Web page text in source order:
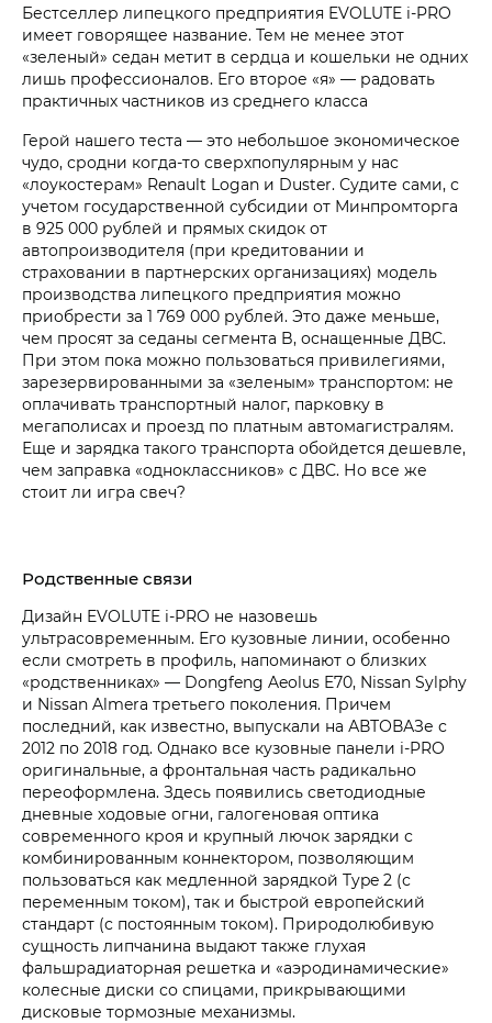
Бестселлер липецкого предприятия EVOLUTE i‑PRO
имеет говорящее название. Тем не менее этот
«зеленый» седан метит в сердца и кошельки не одних
лишь профессионалов. Его второе «я» — радовать
практичных частников из среднего класса
Герой нашего теста — это небольшое экономическое
чудо, сродни когда-то сверхпопулярным у нас
«лоукостерам» Renault Logan и Duster. Судите сами, с
учетом государственной субсидии от Минпромторга
в 925 000 рублей и прямых скидок от
автопроизводителя (при кредитовании и
страховании в партнерских организациях) модель
производства липецкого предприятия можно
приобрести за 1 769 000 рублей. Это даже меньше,
чем просят за седаны сегмента B, оснащенные ДВС.
При этом пока можно пользоваться привилегиями,
зарезервированными за «зеленым» транспортом: не
оплачивать транспортный налог, парковку в
мегаполисах и проезд по платным автомагистралям.
Еще и зарядка такого транспорта обойдется дешевле,
чем заправка «одноклассников» с ДВС. Но все же
стоит ли игра свеч?
Родственные связи
Дизайн EVOLUTE i‑PRO не назовешь
ультрасовременным. Его кузовные линии, особенно
если смотреть в профиль, напоминают о близких
«родственниках» — Dongfeng Aeolus E70, Nissan Sylphy
и Nissan Almera третьего поколения. Причем
последний, как известно, выпускали на АВТОВАЗе с
2012 по 2018 год. Однако все кузовные панели i‑PRO
оригинальные, а фронтальная часть радикально
переоформлена. Здесь появились светодиодные
дневные ходовые огни, галогеновая оптика
современного кроя и крупный лючок зарядки с
комбинированным коннектором, позволяющим
пользоваться как медленной зарядкой Type 2 (с
переменным током), так и быстрой европейский
стандарт (с постоянным током). Природолюбивую
сущность липчанина выдают также глухая
фальшрадиаторная решетка и «аэродинамические»
колесные диски со спицами, прикрывающими
дисковые тормозные механизмы.